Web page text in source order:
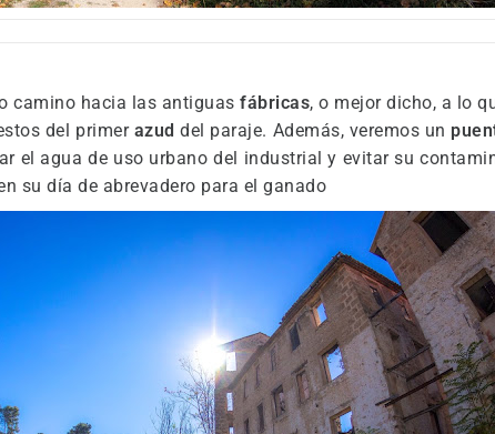
camino hacia las antiguas fábricas, o mejor dicho, a lo
del primer azud del paraje. Además, veremos un
el agua de uso urbano del industrial y evitar su
su día de abrevadero para el ganado